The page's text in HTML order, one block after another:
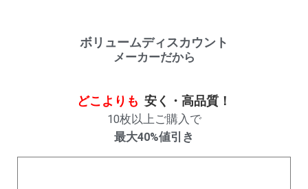
ボリュームディスカウント
メーカーだから
どこよりも 安く・高品質！
10枚以上ご購入で
最大40%値引き